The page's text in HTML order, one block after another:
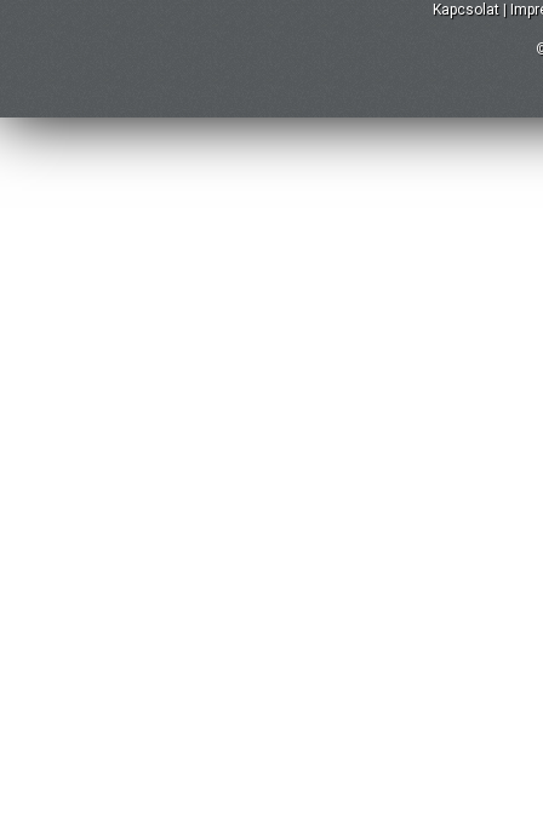
Kapcsolat |